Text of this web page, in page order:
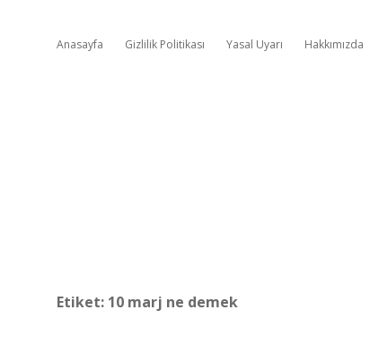
Anasayfa Gizlilik Politikası Yasal Uyarı Hakkımızda
Etiket: 10 marj ne demek